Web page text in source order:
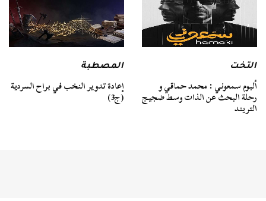
التخت
ألبوم سمعوني : محمد حماقي و
رحلة البحث عن الذات وسط ضجيج
التريند
المصطبة
إعادة تدوير النخب في براح السردية
(ج3)